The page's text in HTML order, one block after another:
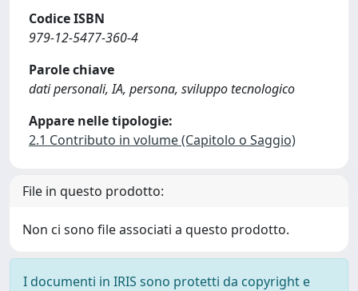
Codice ISBN
979-12-5477-360-4
Parole chiave
dati personali, IA, persona, sviluppo tecnologico
Appare nelle tipologie:
2.1 Contributo in volume (Capitolo o Saggio)
File in questo prodotto:
Non ci sono file associati a questo prodotto.
I documenti in IRIS sono protetti da copyright e